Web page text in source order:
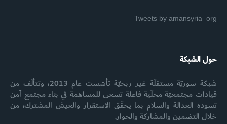
Tweets by amansyria_org
حول الشبكة
شبكة سوريّة مستقلّة غير ربحيّة تأسّست عام 2013، وتتألّف من
قيادات مجتمعيّة محلّية فاعلة تسعى للمساهمة في بناء مجتمع آمن
تسوده العدالة والسلام بما يحقّق الاستقرار والعيش المشترك، من
خلال التضمين والمشاركة والحوار.